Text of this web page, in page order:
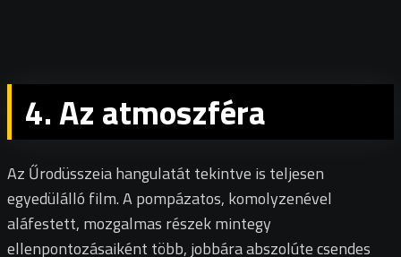
4. Az atmoszféra
Az Űrodüsszeia hangulatát tekintve is teljesen
egyedülálló film. A pompázatos, komolyzenével
aláfestett, mozgalmas részek mintegy
ellenpontozásaiként több, jobbára abszolúte csendes